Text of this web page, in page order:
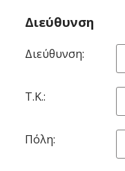
Διεύθυνση
Διεύθυνση:
Τ.Κ.:
Πόλη: